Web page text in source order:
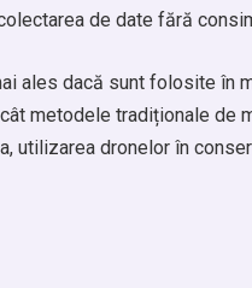
de date fără
ales dacă sunt folosite în
metodele tradiționale de
utilizarea dronelor în